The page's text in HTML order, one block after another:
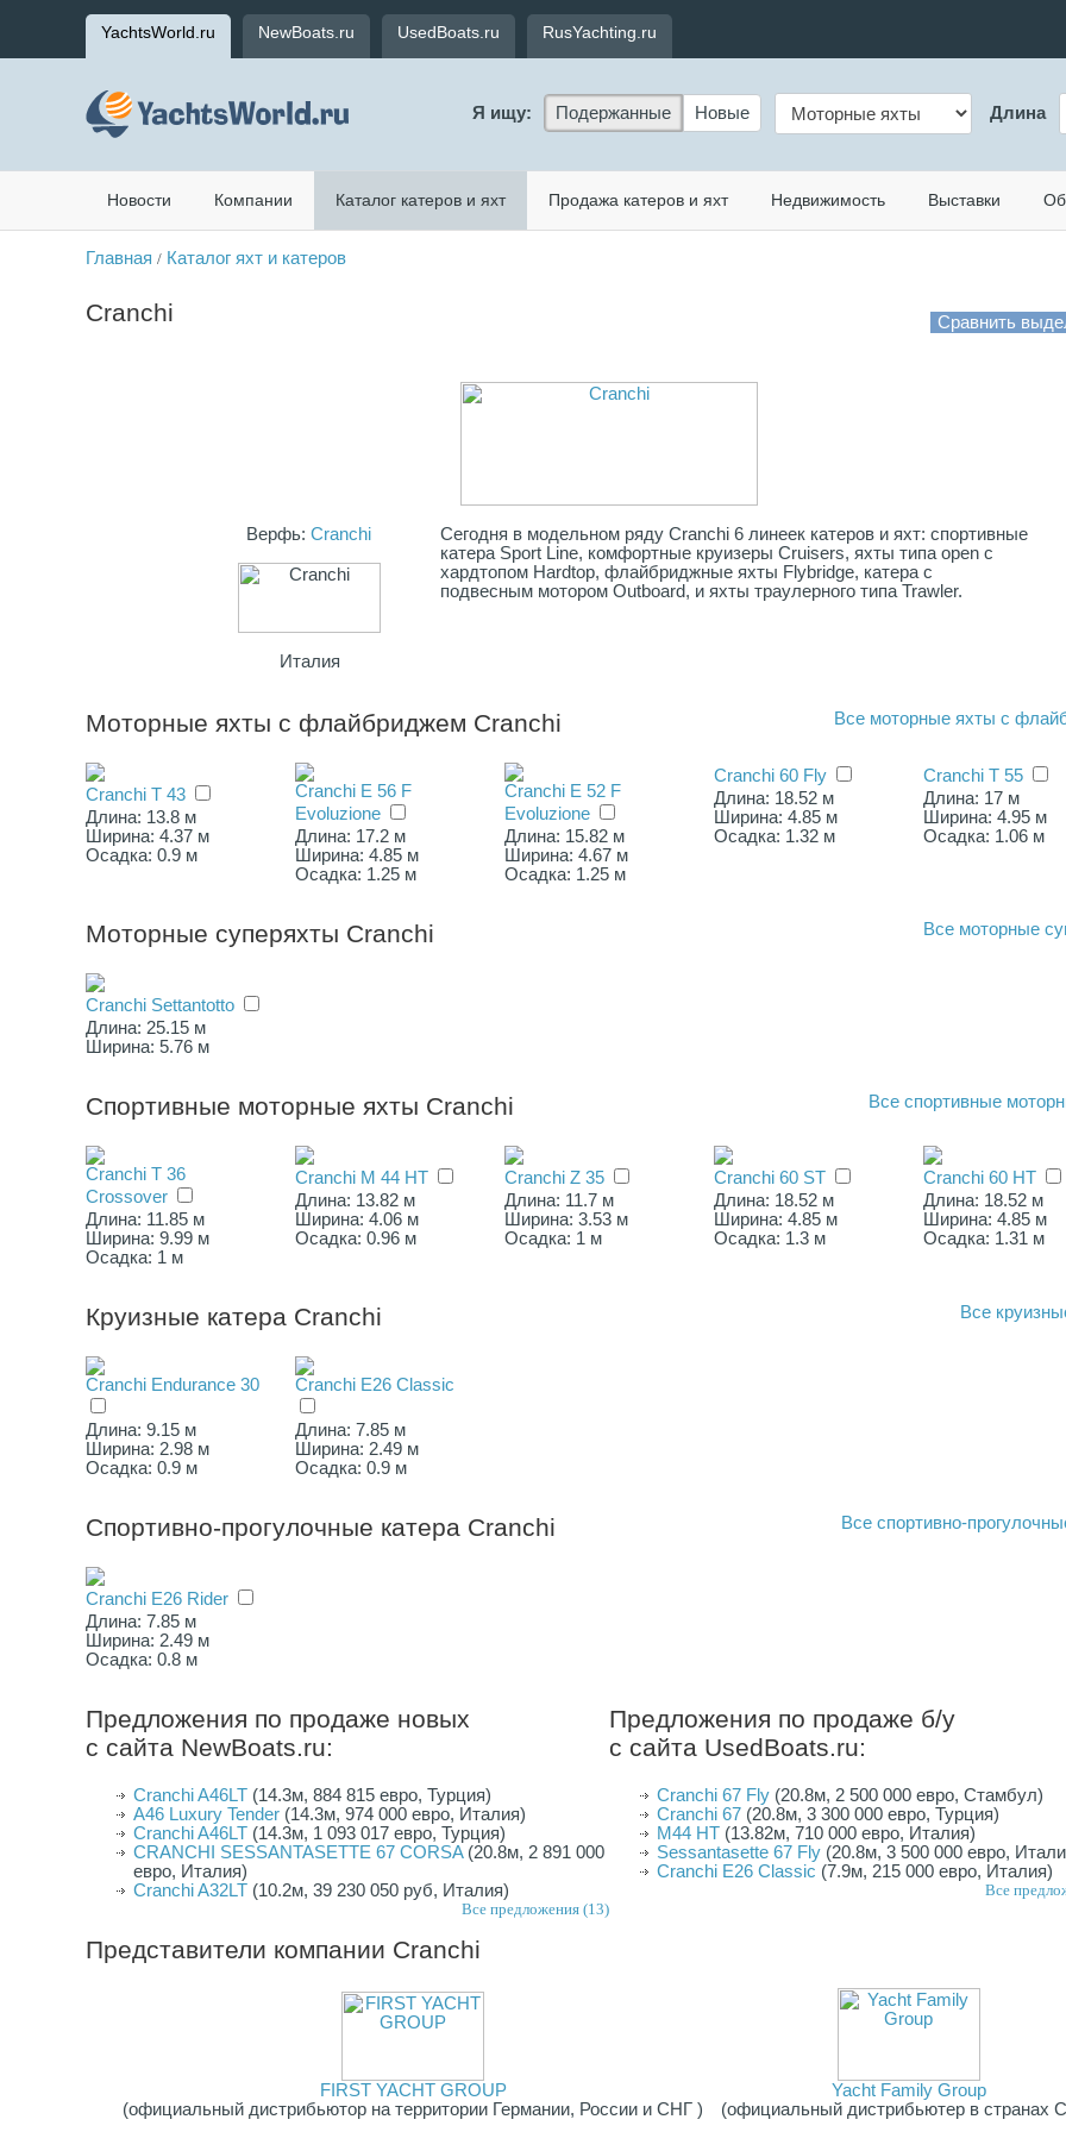
YachtsWorld.ru NewBoats.ru UsedBoats.ru RusYachting.ru
Я ищу: Подержанные Новые Длина
Новости Компании Каталог катеров и яхт Продажа катеров и яхт Недвижимость Выставки
Главная / Каталог яхт и катеров
Cranchi
Верфь: Cranchi
Италия
Сегодня в модельном ряду Cranchi 6 линеек катеров и яхт: спортивные
катера Sport Line, комфортные круизеры Cruisers, яхты типа open с
хардтопом Hardtop, флайбриджные яхты Flybridge, катера с
подвесным мотором Outboard, и яхты траулерного типа Trawler.
Моторные яхты с флайбриджем Cranchi Все моторные яхты с
Cranchi T 43
Длина: 13.8 м
Ширина: 4.37 м
Осадка: 0.9 м
Cranchi E 56 F
Evoluzione
Длина: 17.2 м
Ширина: 4.85 м
Осадка: 1.25 м
Cranchi E 52 F
Evoluzione
Длина: 15.82 м
Ширина: 4.67 м
Осадка: 1.25 м
Cranchi 60 Fly
Длина: 18.52 м
Ширина: 4.85 м
Осадка: 1.32 м
Cranchi T 55
Длина: 17 м
Ширина: 4.95 м
Осадка: 1.06 м
Моторные суперяхты Cranchi Все моторные
Cranchi Settantotto
Длина: 25.15 м
Ширина: 5.76 м
Спортивные моторные яхты Cranchi Все спортивные
Cranchi T 36
Crossover
Длина: 11.85 м
Ширина: 9.99 м
Осадка: 1 м
Cranchi M 44 HT
Длина: 13.82 м
Ширина: 4.06 м
Осадка: 0.96 м
Cranchi Z 35
Длина: 11.7 м
Ширина: 3.53 м
Осадка: 1 м
Cranchi 60 ST
Длина: 18.52 м
Ширина: 4.85 м
Осадка: 1.3 м
Cranchi 60 HT
Длина: 18.52 м
Ширина: 4.85 м
Осадка: 1.31 м
Круизные катера Cranchi Все
Cranchi Endurance 30
Длина: 9.15 м
Ширина: 2.98 м
Осадка: 0.9 м
Cranchi E26 Classic
Длина: 7.85 м
Ширина: 2.49 м
Осадка: 0.9 м
Спортивно-прогулочные катера Cranchi Все спортивно-
Cranchi E26 Rider
Длина: 7.85 м
Ширина: 2.49 м
Осадка: 0.8 м
Предложения по продаже новых
с сайта NewBoats.ru:
Cranchi A46LT (14.3м, 884 815 евро, Турция)
A46 Luxury Tender (14.3м, 974 000 евро, Италия)
Сranchi A46LT (14.3м, 1 093 017 евро, Турция)
CRANCHI SESSANTASETTE 67 CORSA(20.8м, 2 891 000
евро, Италия)
Cranchi A32LT (10.2м, 39 230 050 руб, Италия)
Все предложения (13)
Предложения по продаже б/у
с сайта UsedBoats.ru:
Cranchi 67 Fly (20.8м, 2 500 000 евро, Стамбул)
Cranchi 67 (20.8м, 3 300 000 евро, Турция)
M44 HT (13.82м, 710 000 евро, Италия)
Sessantasette 67 Fly (20.8м, 3 500 000 евро,
Cranchi E26 Classic (7.9м, 215 000 евро, Италия)
Все
Представители компании Cranchi
FIRST YACHT GROUP
(официальный дистрибьютор на территории Германии, России и СНГ )
Yacht Family Group
(официальный дистрибьютер в странах